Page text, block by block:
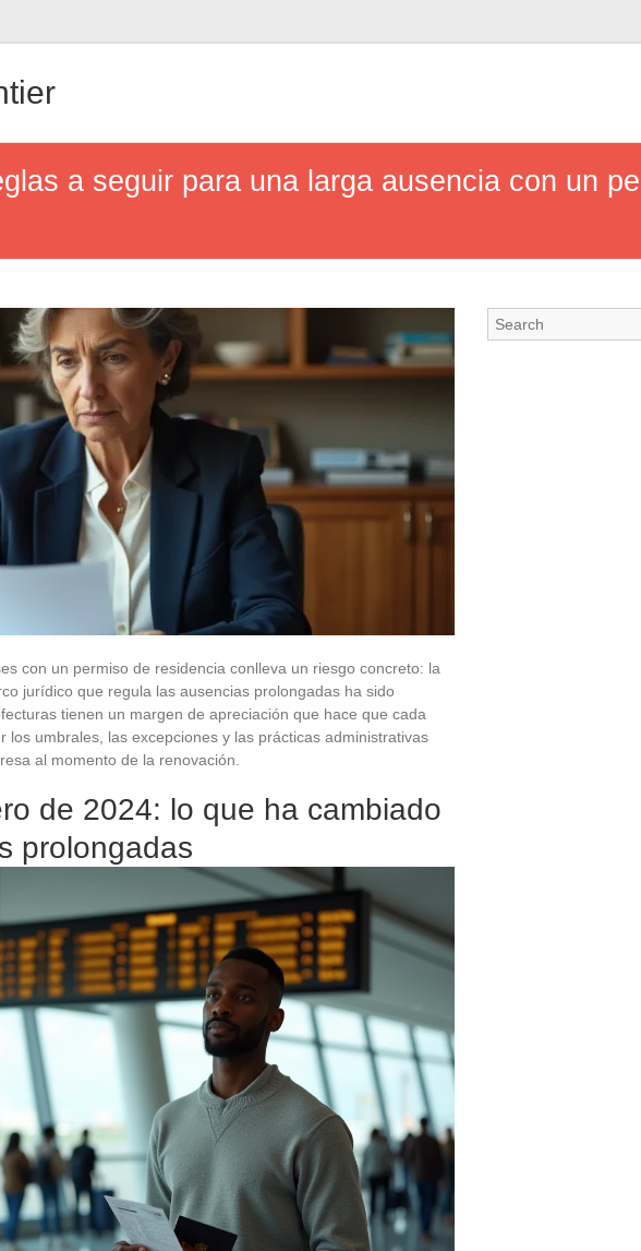
a seguir para una larga ausencia con un
con un permiso de residencia conlleva un riesgo concreto: la
jurídico que regula las ausencias prolongadas ha sido
tienen un margen de apreciación que hace que cada
los umbrales, las excepciones y las prácticas administrativas
al momento de la renovación.
de 2024: lo que ha cambiado
prolongadas